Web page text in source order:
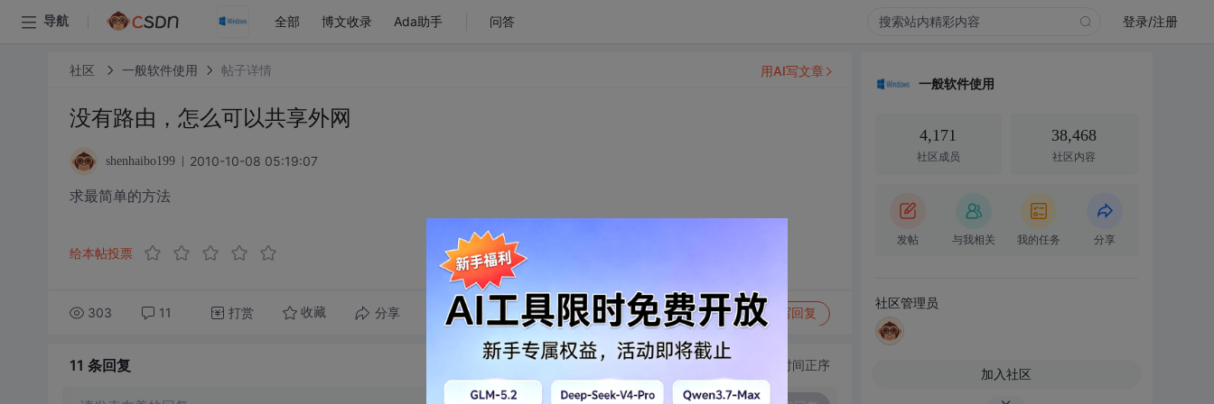
导航 全部 博文收录 Ada助手 问答 登录/注册
社区 一般软件使用 帖子详情
没有路由，怎么可以共享外网
shenhaibo199 2010-10-08 05:19:07
求最简单的方法
给本帖投票
303 11 打赏 收藏 分享 转发到动态 举报 写回复
用AI写文章
11 条回复 切换为时间正序
一般软件使用
4,171
社区成员
38,468
社区内容
发帖 与我相关 我的任务 分享
社区管理员
加入社区